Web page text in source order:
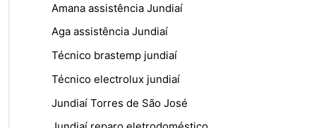
Amana assistência Jundiaí
Aga assistência Jundiaí
Técnico brastemp jundiaí
Técnico electrolux jundiaí
Jundiaí Torres de São José